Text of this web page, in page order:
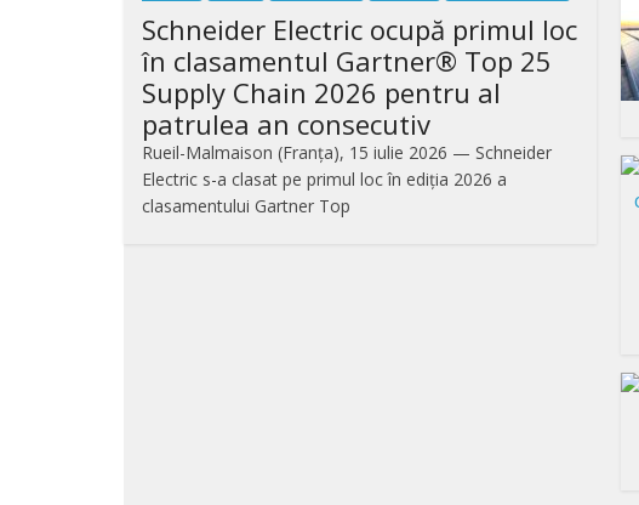
Schneider Electric ocupă primul loc
în clasamentul Gartner® Top 25
Supply Chain 2026 pentru al
patrulea an consecutiv
Rueil-Malmaison (Franța), 15 iulie 2026 — Schneider
Electric s-a clasat pe primul loc în ediția 2026 a
clasamentului Gartner Top